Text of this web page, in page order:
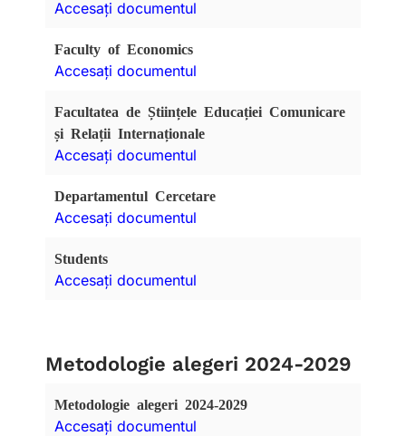
Accesați documentul
Faculty of Economics
Accesați documentul
Facultatea de Științele Educației Comunicare
și Relații Internaționale
Accesați documentul
Departamentul Cercetare
Accesați documentul
Students
Accesați documentul
Metodologie alegeri 2024-2029
Metodologie alegeri 2024-2029
Accesați documentul